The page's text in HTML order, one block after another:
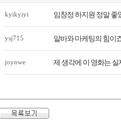
kyikyiyi 임창정 하지원 정말 좋
ysj715 알바와 마케팅의 힘이
joynwe 제 생각에 이 영화는